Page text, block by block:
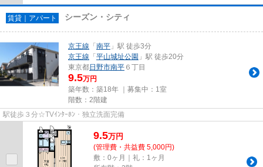
賃貸｜アパート シーズン・シティ
京王線 「 南平 」駅 徒歩3分
京王線 「 平山城址公園 」駅 徒歩20分
東京都日野市南平 ６丁目
9.5万円
築年数：築18年 ｜募集中： 1室
階数：2階建
駅徒歩３分☆TVｲﾝﾀｰﾎﾝ・独立洗面完備
9.5万円
(管理費・共益費 5,000円)
敷：0ヶ月｜礼：1ヶ月